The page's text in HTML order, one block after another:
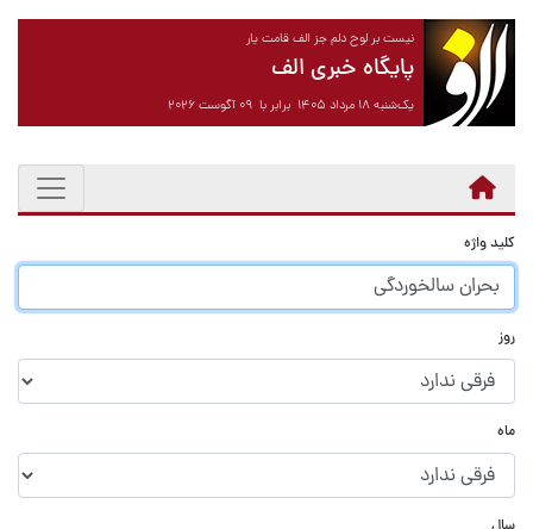
نیست بر لوح دلم جز الف قامت یار
پایگاه خبری الف
یک‌شنبه ۱۸ مرداد ۱۴۰۵ برابر با ۰۹ آگوست ۲۰۲۶
کلید واژه
روز
ماه